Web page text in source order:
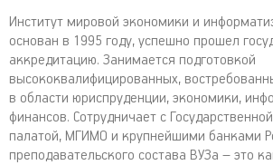
Институт мировой экономики и
основан в 1995 году, успешно прошел
аккредитацию. Занимается подготовкой
высококвалифицированных,
в области юриспруденции, экономики,
финансов. Сотрудничает с
палатой, МГИМО и крупнейшими банками
преподавательского состава ВУЗа – это